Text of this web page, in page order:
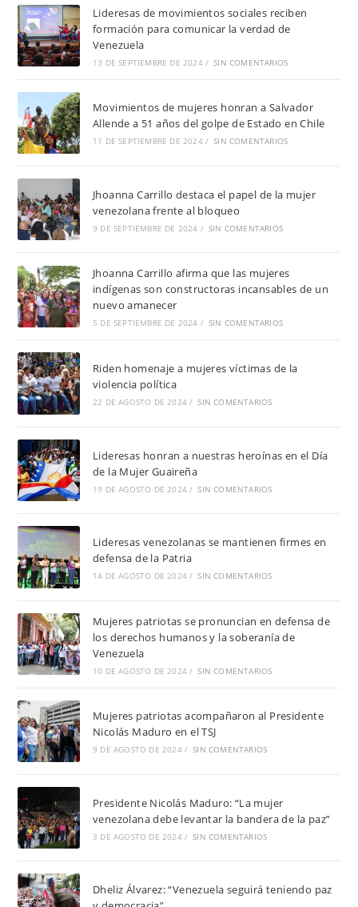
Lideresas de movimientos sociales reciben
formación para comunicar la verdad de
Venezuela
13 DE SEPTIEMBRE DE 2024 / SIN COMENTARIOS
Movimientos de mujeres honran a Salvador
Allende a 51 años del golpe de Estado en Chile
11 DE SEPTIEMBRE DE 2024 / SIN COMENTARIOS
Jhoanna Carrillo destaca el papel de la mujer
venezolana frente al bloqueo
9 DE SEPTIEMBRE DE 2024 / SIN COMENTARIOS
Jhoanna Carrillo afirma que las mujeres
indígenas son constructoras incansables de un
nuevo amanecer
5 DE SEPTIEMBRE DE 2024 / SIN COMENTARIOS
Riden homenaje a mujeres víctimas de la
violencia política
22 DE AGOSTO DE 2024 / SIN COMENTARIOS
Lideresas honran a nuestras heroínas en el Día
de la Mujer Guaireña
19 DE AGOSTO DE 2024 / SIN COMENTARIOS
Lideresas venezolanas se mantienen firmes en
defensa de la Patria
14 DE AGOSTO DE 2024 / SIN COMENTARIOS
Mujeres patriotas se pronuncian en defensa de
los derechos humanos y la soberanía de
Venezuela
10 DE AGOSTO DE 2024 / SIN COMENTARIOS
Mujeres patriotas acompañaron al Presidente
Nicolás Maduro en el TSJ
9 DE AGOSTO DE 2024 / SIN COMENTARIOS
Presidente Nicolás Maduro: “La mujer
venezolana debe levantar la bandera de la paz”
3 DE AGOSTO DE 2024 / SIN COMENTARIOS
Dheliz Álvarez: “Venezuela seguirá teniendo paz